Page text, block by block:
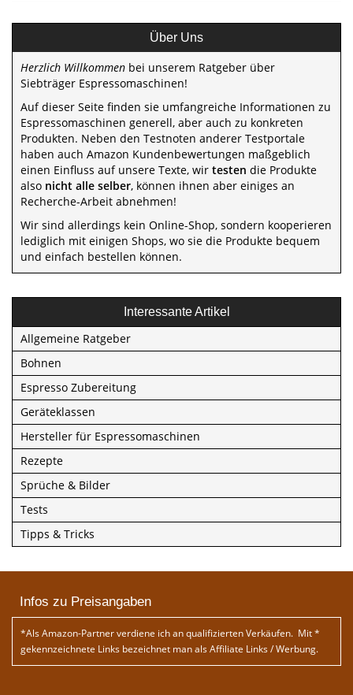
Über Uns
Herzlich Willkommen bei unserem Ratgeber über
Siebträger Espressomaschinen!
Auf dieser Seite finden sie umfangreiche Informationen zu
Espressomaschinen generell, aber auch zu konkreten
Produkten. Neben den Testnoten anderer Testportale
haben auch Amazon Kundenbewertungen maßgeblich
einen Einfluss auf unsere Texte, wir testen die Produkte
also nicht alle selber, können ihnen aber einiges an
Recherche-Arbeit abnehmen!
Wir sind allerdings kein Online-Shop, sondern kooperieren
lediglich mit einigen Shops, wo sie die Produkte bequem
und einfach bestellen können.
Interessante Artikel
Allgemeine Ratgeber
Bohnen
Espresso Zubereitung
Geräteklassen
Hersteller für Espressomaschinen
Rezepte
Sprüche & Bilder
Tests
Tipps & Tricks
Infos zu Preisangaben
*Als Amazon-Partner verdiene ich an qualifizierten Verkäufen. Mit *
gekennzeichnete Links bezeichnet man als Affiliate Links / Werbung.